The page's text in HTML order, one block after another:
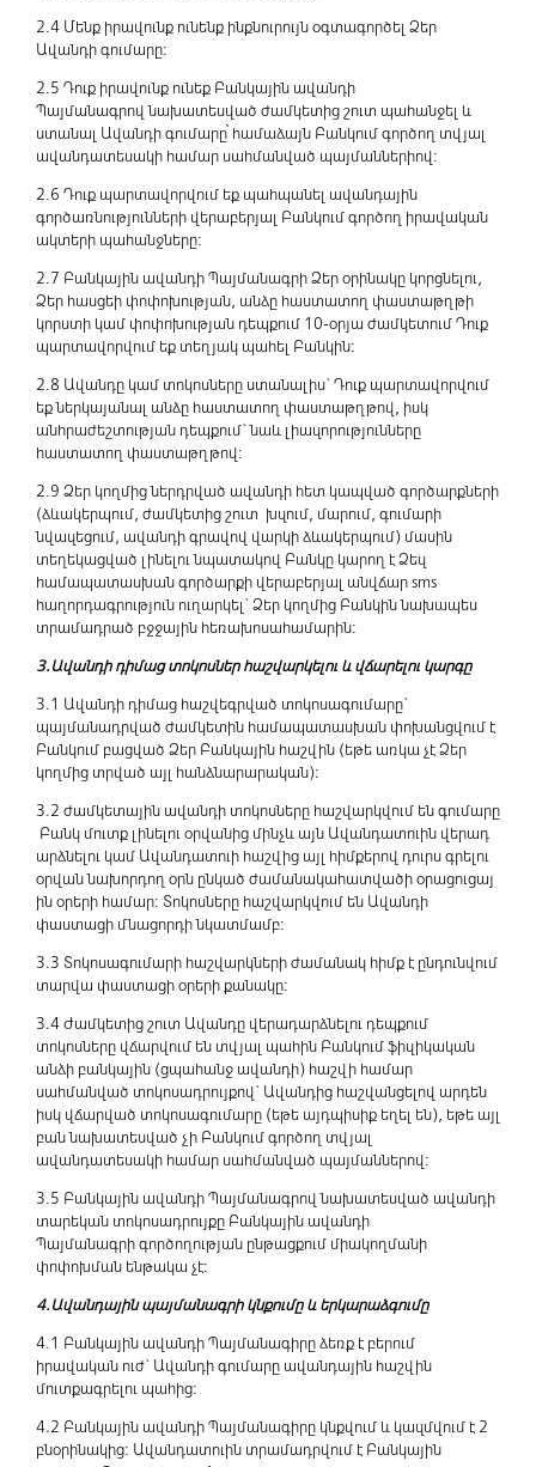
2.4 Մենք իրավունք ունենք ինքնուրույն օգտագործել Ձեր
Ավանդի գումարը:
2.5 Դուք իրավունք ունեք Բանկային ավանդի
Պայմանագրով նախատեսված ժամկետից շուտ պահանջել և
ստանալ Ավանդի գումարը՝ համաձայն Բանկում գործող տվյալ
ավանդատեսակի համար սահմանված պայմաններիով:
2.6 Դուք պարտավորվում եք պահպանել ավանդային
գործառնությունների վերաբերյալ Բանկում գործող իրավական
ակտերի պահանջները:
2.7 Բանկային ավանդի Պայմանագրի Ձեր օրինակը կորցնելու,
Ձեր հասցեի փոփոխության, անձը հաստատող փաստաթղթի
կորստի կամ փոփոխության դեպքում 10-օրյա ժամկետում Դուք
պարտավորվում եք տեղյակ պահել Բանկին:
2.8 Ավանդը կամ տոկոսները ստանալիս` Դուք պարտավորվում
եք ներկայանալ անձը հաստատող փաստաթղթով, իսկ
անհրաժեշտության դեպքում` նաև լիազորությունները
հաստատող փաստաթղթով:
2.9 Ձեր կողմից ներդրված ավանդի հետ կապված գործարքների
(ձևակերպում, ժամկետից շուտ խզում, մարում, գումարի
նվազեցում, ավանդի գրավով վարկի ձևակերպում) մասին
տեղեկացված լինելու նպատակով Բանկը կարող է Ձեզ
համապատասխան գործարքի վերաբերյալ անվճար sms
հաղորդագրություն ուղարկել` Ձեր կողմից Բանկին նախապես
տրամադրած բջջային հեռախոսահամարին:
3.Ավանդի դիմաց տոկոսներ հաշվարկելու և վճարելու կարգը
3.1 Ավանդի դիմաց հաշվեգրված տոկոսագումարը`
պայմանադրված ժամկետին համապատասխան փոխանցվում է
Բանկում բացված Ձեր Բանկային հաշվին (եթե առկա չէ Ձեր
կողմից տրված այլ հանձնարարական):
3.2 ժամկետային ավանդի տոկոսները հաշվարկվում են գումարը
Բանկ մուտք լինելու օրվանից մինչև այն Ավանդատուին վերադ
արձնելու կամ Ավանդատուի հաշվից այլ հիմքերով դուրս գրելու
օրվան նախորդող օրն ընկած ժամանակահատվածի օրացուցայ
ին օրերի համար: Տոկոսները հաշվարկվում են Ավանդի
փաստացի մնացորդի նկատմամբ:
3.3 Տոկոսագումարի հաշվարկների ժամանակ հիմք է ընդունվում
տարվա փաստացի օրերի քանակը:
3.4 Ժամկետից շուտ Ավանդը վերադարձնելու դեպքում
տոկոսները վճարվում են տվյալ պահին Բանկում ֆիզիկական
անձի բանկային (ցպահանջ ավանդի) հաշվի համար
սահմանված տոկոսադրույքով` Ավանդից հաշվանցելով արդեն
իսկ վճարված տոկոսագումարը (եթե այդպիսիք եղել են), եթե այլ
բան նախատեսված չի Բանկում գործող տվյալ
ավանդատեսակի համար սահմանված պայմաններով:
3.5 Բանկային ավանդի Պայմանագրով նախատեսված ավանդի
տարեկան տոկոսադրույքը Բանկային ավանդի
Պայմանագրի գործողության ընթացքում միակողմանի
փոփոխման ենթակա չէ:
4.Ավանդային պայմանագրի կնքումը և երկարաձգումը
4.1 Բանկային ավանդի Պայմանագիրը ձեռք է բերում
իրավական ուժ` Ավանդի գումարը ավանդային հաշվին
մուտքագրելու պահից:
4.2 Բանկային ավանդի Պայմանագիրը կնքվում և կազմվում է 2
բնօրինակից: Ավանդատուին տրամադրվում է Բանկային